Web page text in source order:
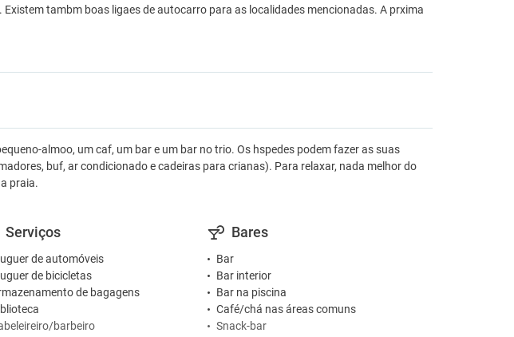
tambm boas ligaes de autocarro para as localidades mencionadas. A prxima
almoo, um caf, um bar e um bar no trio. Os hspedes podem fazer as suas
buf, ar condicionado e cadeiras para crianas). Para relaxar, nada melhor do
praia.
Serviços
de automóveis
de bicicletas
de bagagens
barbeiro
Bares
Bar
Bar interior
Bar na piscina
Café/chá nas áreas comuns
Snack-bar